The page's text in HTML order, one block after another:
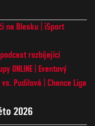
na Blesku
iSport
rozbíjející
ONLINE
Eventový
vs. Pudilová
Chance Liga
2026